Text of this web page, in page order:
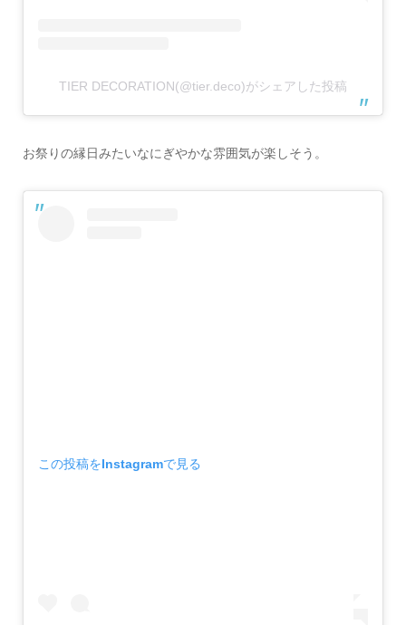
TIER DECORATION(@tier.deco)がシェアした投稿
お祭りの縁日みたいなにぎやかな雰囲気が楽しそう。
この投稿をInstagramで見る